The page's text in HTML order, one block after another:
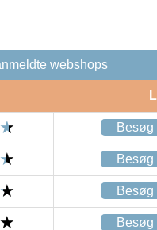
webshops
Besøg
Besøg
Besøg
Besøg